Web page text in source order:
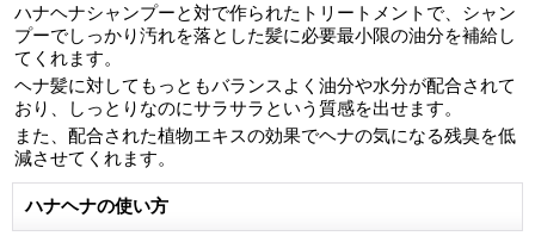
ハナヘナシャンプーと対で作られたトリートメントで、シャン
プーでしっかり汚れを落とした髪に必要最小限の油分を補給し
てくれます。
ヘナ髪に対してもっともバランスよく油分や水分が配合されて
おり、しっとりなのにサラサラという質感を出せます。
また、配合された植物エキスの効果でヘナの気になる残臭を低
減させてくれます。
ハナヘナの使い方